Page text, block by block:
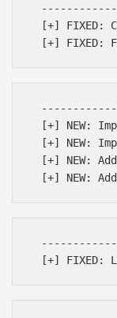
[+] FIXED:
[+] NEW:
[+] NEW:
[+] NEW: